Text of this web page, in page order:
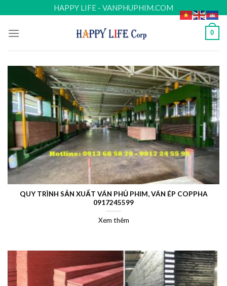
to
content
HAPPY LIFE - VANPHUPHIM.COM
0
QUY TRÌNH SẢN XUẤT VÁN PHỦ PHIM, VÁN ÉP COPPHA
0917245599
Xem thêm